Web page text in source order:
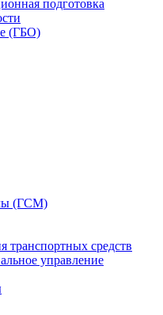
подготовка
(ГБО)
(ГСМ)
транспортных средств
управление